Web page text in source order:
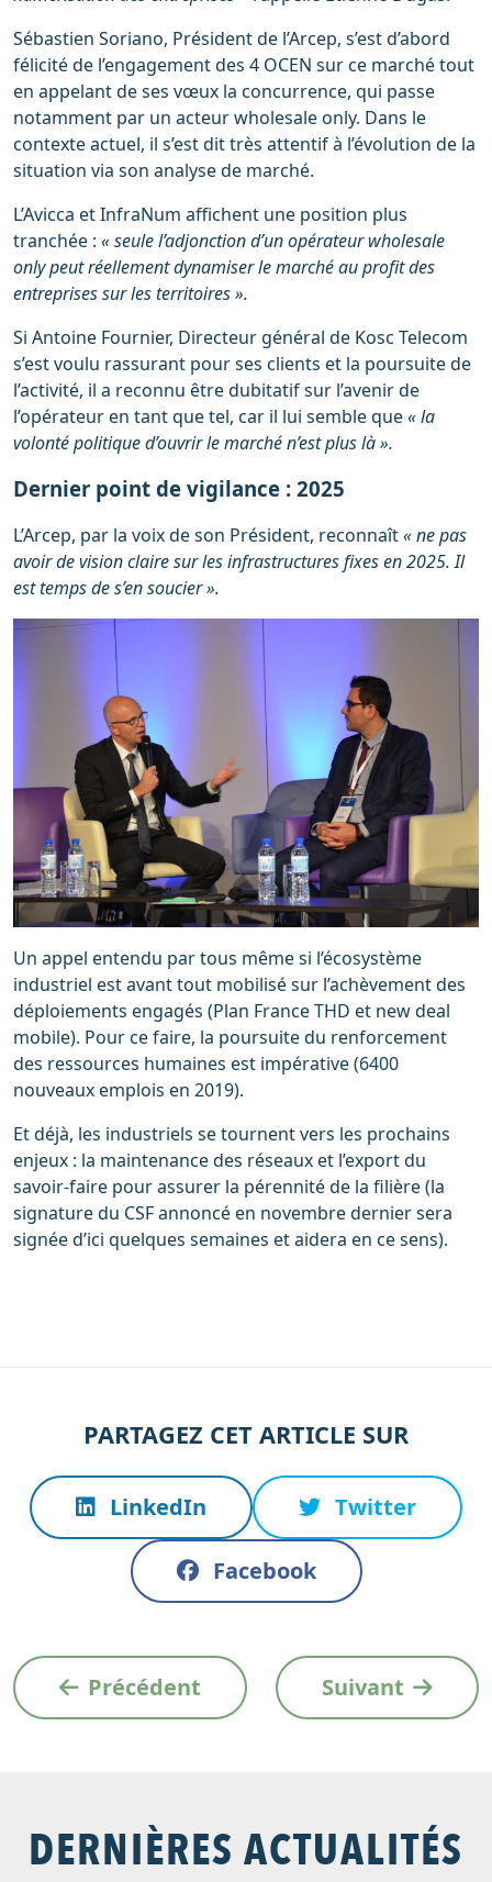
Sébastien Soriano, Président de l’Arcep, s’est d’abord
félicité de l’engagement des 4 OCEN sur ce marché tout
en appelant de ses vœux la concurrence, qui passe
notamment par un acteur wholesale only. Dans le
contexte actuel, il s’est dit très attentif à l’évolution de la
situation via son analyse de marché.
L’Avicca et InfraNum affichent une position plus
tranchée : « seule l’adjonction d’un opérateur wholesale
only peut réellement dynamiser le marché au profit des
entreprises sur les territoires ».
Si Antoine Fournier, Directeur général de Kosc Telecom
s’est voulu rassurant pour ses clients et la poursuite de
l’activité, il a reconnu être dubitatif sur l’avenir de
l’opérateur en tant que tel, car il lui semble que« la
volonté politique d’ouvrir le marché n’est plus là ».
Dernier point de vigilance : 2025
L’Arcep, par la voix de son Président, reconnaît« ne pas
avoir de vision claire sur les infrastructures fixes en 2025. Il
est temps de s’en soucier ».
Un appel entendu par tous même si l’écosystème
industriel est avant tout mobilisé sur l’achèvement des
déploiements engagés (Plan France THD et new deal
mobile). Pour ce faire, la poursuite du renforcement
des ressources humaines est impérative (6400
nouveaux emplois en 2019).
Et déjà, les industriels se tournent vers les prochains
enjeux : la maintenance des réseaux et l’export du
savoir-faire pour assurer la pérennité de la filière (la
signature du CSF annoncé en novembre dernier sera
signée d’ici quelques semaines et aidera en ce sens).
PARTAGEZ CET ARTICLE SUR
LinkedIn Twitter
Facebook
Précédent Suivant
DERNIÈRES ACTUALITÉS